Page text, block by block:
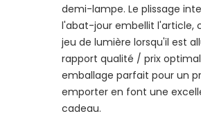
demi-lampe. Le plissage
l'abat-jour embellit l'article,
jeu de lumière lorsqu'il est
rapport qualité / prix
emballage parfait pour un
emporter en font une
cadeau.